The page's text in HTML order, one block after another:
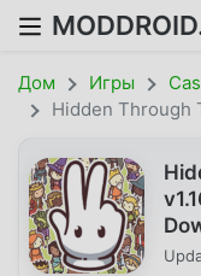
Дом Игры
Hidden Through